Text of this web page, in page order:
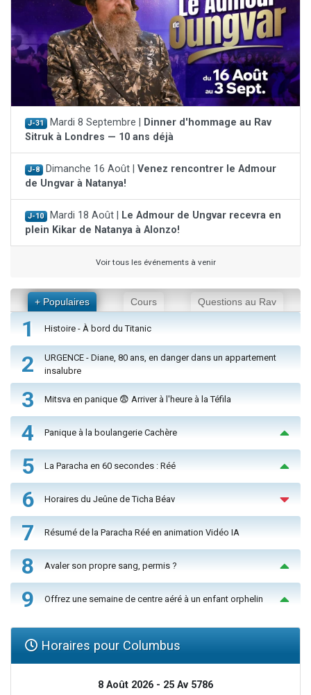
J-31 Mardi 8 Septembre |
Dinner d'hommage au Rav
Sitruk à Londres — 10 ans déjà
J-8 Dimanche 16 Août | Venez rencontrer le Admour
de Ungvar à Natanya!
J-10 Mardi 18 Août |
Le Admour de Ungvar recevra en
plein Kikar de Natanya à Alonzo!
Voir tous les événements à venir
+ Populaires Cours Questions au Rav
1 Histoire - À bord du Titanic
2
URGENCE - Diane, 80 ans, en danger dans un appartement
insalubre
3 Mitsva en panique 😨 Arriver à l'heure à la Téfila
4 Panique à la boulangerie Cachère
5 La Paracha en 60 secondes : Réé
6 Horaires du Jeûne de Ticha Béav
7 Résumé de la Paracha Réé en animation Vidéo IA
8 Avaler son propre sang, permis ?
9 Offrez une semaine de centre aéré à un enfant orphelin
Horaires pour Columbus
8 Août 2026 - 25 Av 5786